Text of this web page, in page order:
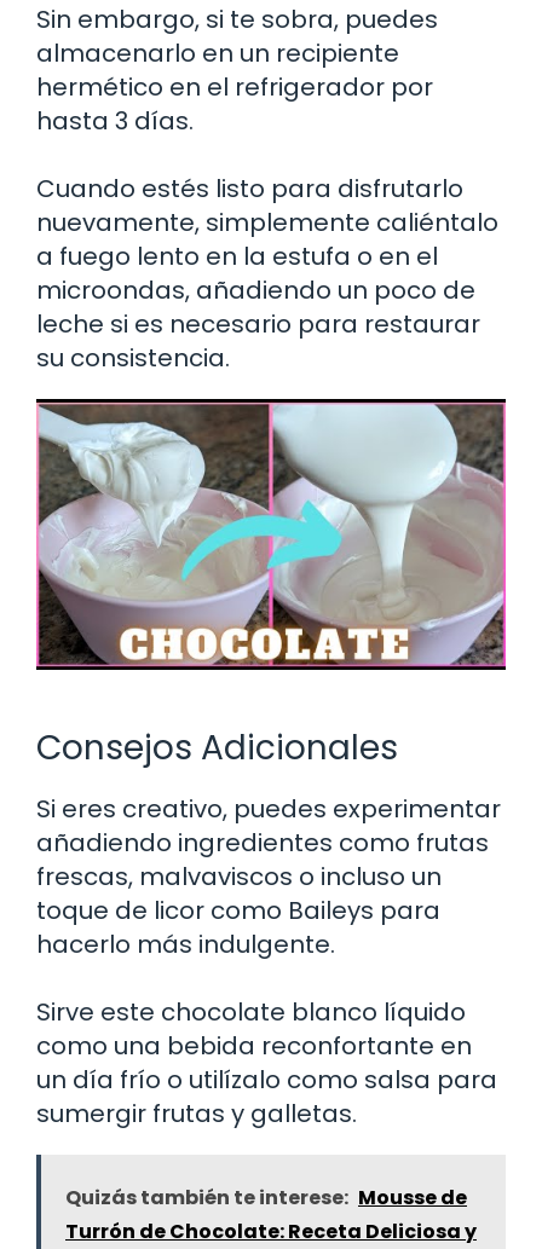
Sin embargo, si te sobra, puedes
almacenarlo en un recipiente
hermético en el refrigerador por
hasta 3 días.
Cuando estés listo para disfrutarlo
nuevamente, simplemente caliéntalo
a fuego lento en la estufa o en el
microondas, añadiendo un poco de
leche si es necesario para restaurar
su consistencia.
Consejos Adicionales
Si eres creativo, puedes experimentar
añadiendo ingredientes como frutas
frescas, malvaviscos o incluso un
toque de licor como Baileys para
hacerlo más indulgente.
Sirve este chocolate blanco líquido
como una bebida reconfortante en
un día frío o utilízalo como salsa para
sumergir frutas y galletas.
Quizás también te interese: Mousse de
Turrón de Chocolate: Receta Deliciosa y